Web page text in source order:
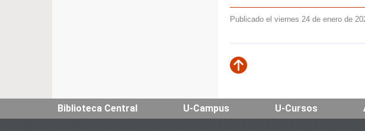
Publicado el viernes 24 de enero de
Biblioteca Central U-Campus U-Cursos